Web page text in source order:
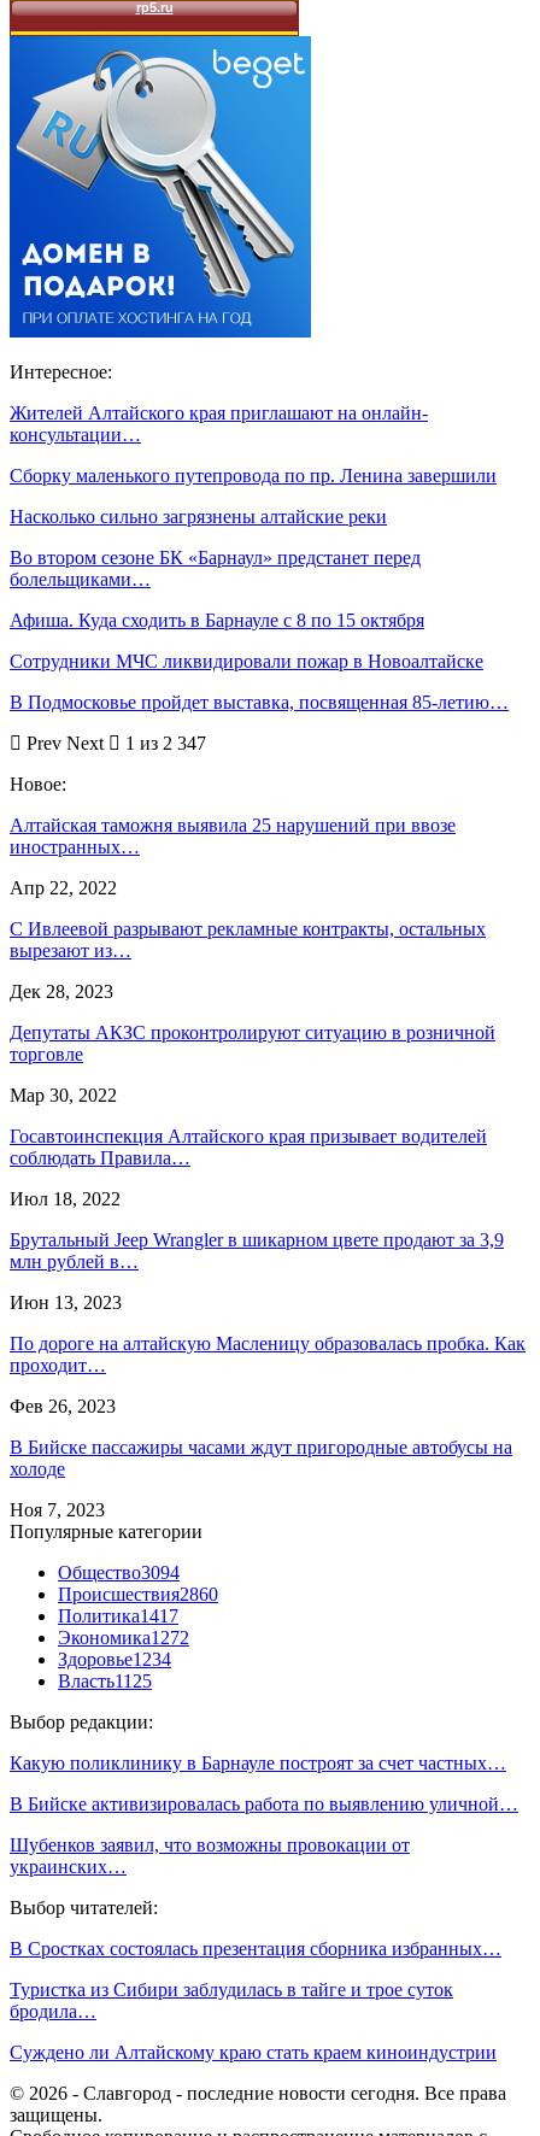
Интересное:
Жителей Алтайского края приглашают на онлайн-
консультации…
Сборку маленького путепровода по пр. Ленина завершили
Насколько сильно загрязнены алтайские реки
Во втором сезоне БК «Барнаул» предстанет перед
болельщиками…
Афиша. Куда сходить в Барнауле с 8 по 15 октября
Сотрудники МЧС ликвидировали пожар в Новоалтайске
В Подмосковье пройдет выставка, посвященная 85-летию…
Prev Next
1 из 2 347
Новое:
Алтайская таможня выявила 25 нарушений при ввозе
иностранных…
Апр 22, 2022
С Ивлеевой разрывают рекламные контракты, остальных
вырезают из…
Дек 28, 2023
Депутаты АКЗС проконтролируют ситуацию в розничной
торговле
Мар 30, 2022
Госавтоинспекция Алтайского края призывает водителей
соблюдать Правила…
Июл 18, 2022
Брутальный Jeep Wrangler в шикарном цвете продают за 3,9
млн рублей в…
Июн 13, 2023
По дороге на алтайскую Масленицу образовалась пробка. Как
проходит…
Фев 26, 2023
В Бийске пассажиры часами ждут пригородные автобусы на
холоде
Ноя 7, 2023
Популярные категории
Общество3094
Происшествия2860
Политика1417
Экономика1272
Здоровье1234
Власть1125
Выбор редакции:
Какую поликлинику в Барнауле построят за счет частных…
В Бийске активизировалась работа по выявлению уличной…
Шубенков заявил, что возможны провокации от
украинских…
Выбор читателей:
В Сростках состоялась презентация сборника избранных…
Туристка из Сибири заблудилась в тайге и трое суток
бродила…
Суждено ли Алтайскому краю стать краем киноиндустрии
© 2026 - Славгород - последние новости сегодня. Все права
защищены.